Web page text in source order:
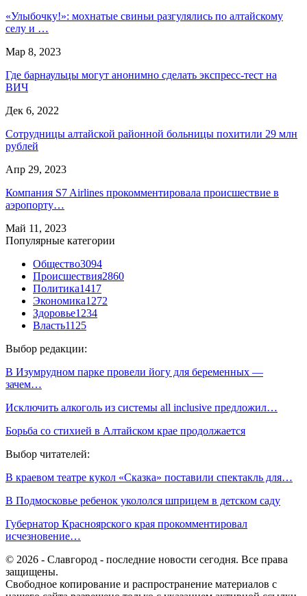
«Улыбочку!»: мохнатые свиньи разгулялись по алтайскому
селу и …
Мар 8, 2023
Где барнаульцы могут анонимно сделать экспресс-тест на
ВИЧ
Дек 6, 2022
Сотрудницы алтайской районной больницы похитили 29 млн
рублей
Апр 29, 2023
Компания S7 Airlines прокомментировала происшествие в
аэропорту…
Май 11, 2023
Популярные категории
Общество3094
Происшествия2860
Политика1417
Экономика1272
Здоровье1234
Власть1125
Выбор редакции:
В Изумрудном парке провели йогу для беременных —
зачем…
Исключить алкоголь из системы all inclusive предложил…
Борьба со стихией в Алтайском крае продолжается
Выбор читателей:
В краевом театре кукол «Сказка» поставили спектакль для…
В Подмосковье ребенок укололся шприцем в детском саду
Губернатор Красноярского края прокомментировал
исчезновение…
© 2026 - Славгород - последние новости сегодня. Все права
защищены.
Свободное копирование и распространение материалов с